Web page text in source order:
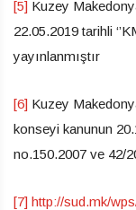
[5] Kuzey
22.05.2019 tarihli
yayınlanmıştır
[6] Kuzey
konseyi kanunun
no.150.2007 ve 42/
[7] http://sud.mk/